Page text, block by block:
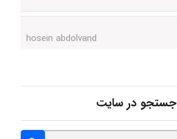
جستجو در سایت